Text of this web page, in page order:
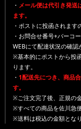
・ メール便は代引き発送
ます。
・ポストに投函されます
・お問合せ番号+バーコ
WEBにて配達状況の確認
※基本的にポストから投
ります。
・ 1配送先につき、商品
す。
※ご注文完了後、正規の
※すべての商品を佐川急
※送料は税込の金額となり